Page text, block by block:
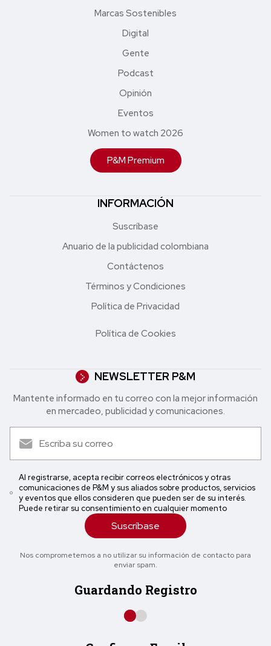
Marcas Sostenibles
Digital
Gente
Podcast
Opinión
Eventos
Women to watch 2026
P&M Premium
INFORMACIÓN
Suscríbase
Anuario de la publicidad colombiana
Contáctenos
Términos y Condiciones
Política de Privacidad
Política de Cookies
NEWSLETTER P&M
Mantente informado en tu correo con la mejor in formación
en mercadeo, publicidad y comunicaciones.
Al registrarse, acepta recibir correos electrónicos y otras
comunicaciones de P&M y sus aliados sobre productos, servicios
y eventos que ellos consideren que pueden ser de su interés.
Puede retirar su consentimiento en cualquier momento
Suscríbase
Nos comprometemos a no utilizar su información de contacto para
enviar spam.
Guardando Registro